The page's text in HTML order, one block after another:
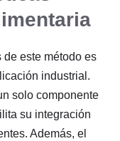
de este método es
industrial.
solo componente
su integración
Además, el